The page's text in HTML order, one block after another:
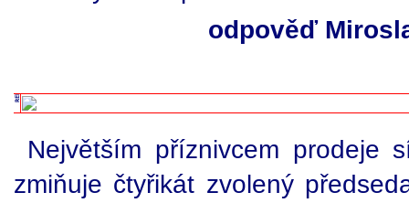
odpověď
Největším příznivcem prodeje
zmiňuje čtyřikát zvolený